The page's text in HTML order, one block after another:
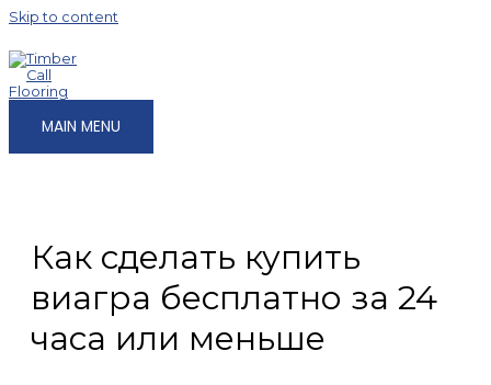
Skip to content
MAIN MENU
Как сделать купить
виагра бесплатно за 24
часа или меньше